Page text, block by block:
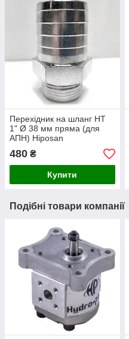
Перехідник на шланг НТ
1" Ø 38 мм пряма (для
АПН) Hiposan
480 ₴
Купити
Подібні товари компанії